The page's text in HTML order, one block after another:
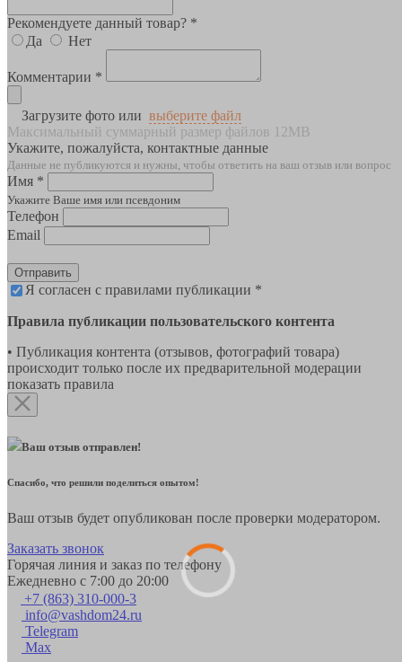
Рекомендуете данный товар? *
Да
Нет
Комментарии *
Загрузите фото или выберите файл
Максимальный суммарный размер файлов 12MB
Укажите, пожалуйста, контактные данные
Данные не публикуются и нужны, чтобы ответить на ваш отзыв или вопрос
Имя *
Укажите Ваше имя или псевдоним
Телефон
Email
Отправить
Я согласен с правилами публикации *
Правила публикации пользовательского контента
• Публикация контента (отзывов, фотографий товара)
происходит только после их предварительной модерации
показать правила
Ваш отзыв отправлен!
Спасибо, что решили поделиться опытом!
Ваш отзыв будет опубликован после проверки модератором.
Заказать звонок
Горячая линия и заказ по телефону
Ежедневно с 7:00 до 20:00
+7 (863) 310-000-3
info@vashdom24.ru
Telegram
Max